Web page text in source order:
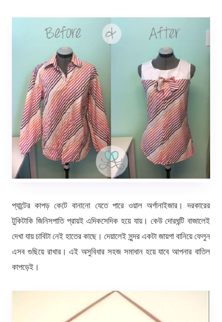
প্যান্টের কাপড় কেটে বানানো যেতে পারে ওয়াল অর্গানাইজার। দরকারের
টুকিটাকি জিনিসপাতি প্রায়ই এদিকসেদিক হয়ে যায়। কেউ দোরঘন্টি বাজালেই
দেখা যায় চাবিটা নেই হাতের কাছে। দেয়ালেই সুন্দর একটা জায়গা বানিয়ে ফেলুন
এসব গুছিয়ে রাখার। এই অসুবিধার সহজ সমাধান হয়ে যাবে আপনার বাতিল
কাপড়েই।